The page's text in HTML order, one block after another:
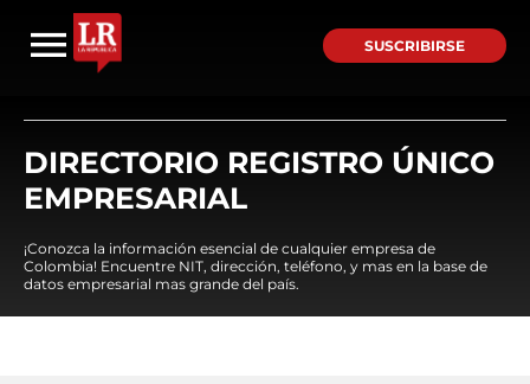
SUSCRIBIRSE
DIRECTORIO REGISTRO ÚNICO
EMPRESARIAL
¡Conozca la información esencial de cualquier empresa de
Colombia! Encuentre NIT, dirección, teléfono, y mas en la base de
datos empresarial mas grande del país.